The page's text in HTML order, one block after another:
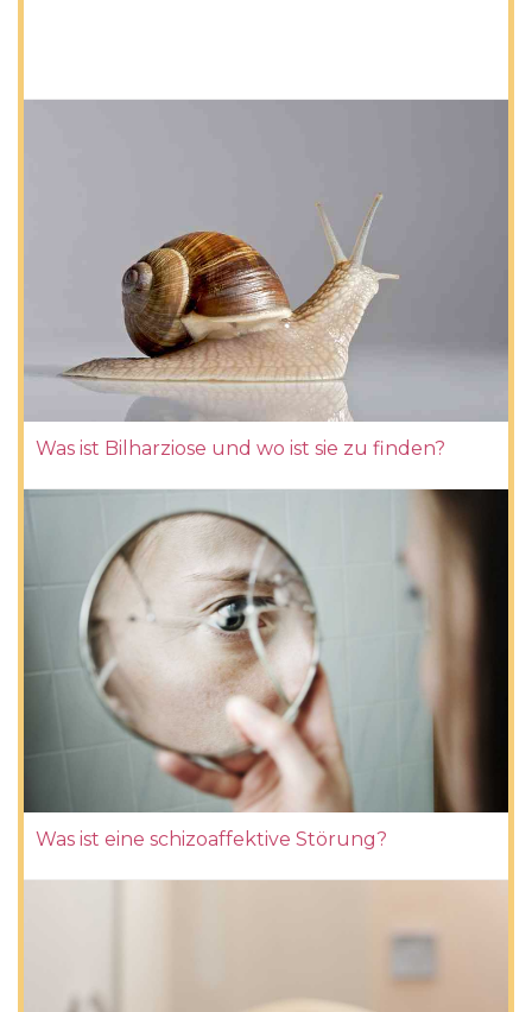
Was ist Bilharziose und wo ist sie zu finden?
Was ist eine schizoaffektive Störung?